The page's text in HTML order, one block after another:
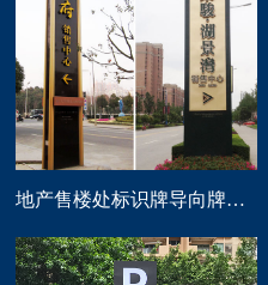
地产售楼处标识牌导向牌精神堡垒制作